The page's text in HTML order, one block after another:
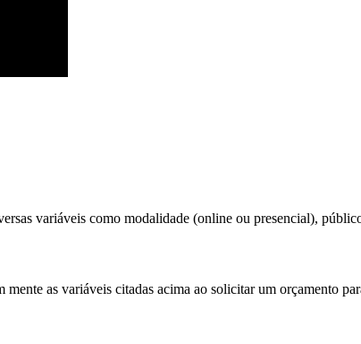
variáveis como modalidade (online ou presencial),
mente as variáveis citadas acima ao solicitar um orçamento